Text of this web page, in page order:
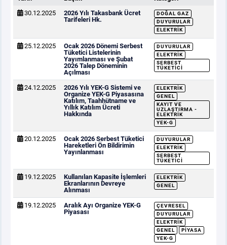
DUYURULAR
BT HİZMET YÖNETİM SİSTEMİ POLİTİKAMIZ
30.12.2025
2026 Yılı Takasbank Ücret
Tarifeleri Hk.
DOĞAL GAZ
DUYURULAR
ELEKTRIK
25.12.2025
Ocak 2026 Dönemi Serbest
Tüketici Listelerinin
Yayımlanması ve Şubat
2026 Talep Döneminin
Açılması
DUYURULAR
ELEKTRIK
SERBEST
TÜKETICI
24.12.2025
2026 Yılı YEK-G Sistemi ve
Organize YEK-G Piyasasına
Katılım, Taahhütname ve
Yıllık Katılım Ücreti
Hakkında
ELEKTRIK
GENEL
KAYIT VE
UZLAŞTIRMA -
ELEKTRIK
YEK-G
20.12.2025
Ocak 2026 Serbest Tüketici
Hareketleri Ön Bildirimin
Yayınlanması
DUYURULAR
ELEKTRIK
SERBEST
TÜKETICI
19.12.2025
Kullanılan Kapasite İşlemleri
Ekranlarının Devreye
Alınması
ELEKTRIK
GENEL
19.12.2025
Aralık Ayı Organize YEK-G
Piyasası
ÇEVRESEL
DUYURULAR
ELEKTRIK
GENEL
PIYASA
YEK-G